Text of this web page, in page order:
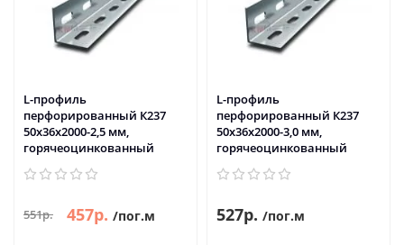
L-профиль
перфорированный К237
50x36x2000-2,5 мм,
горячеоцинкованный
551р. 457р. /пог.м
L-профиль
перфорированный К237
50x36x2000-3,0 мм,
горячеоцинкованный
527р. /пог.м